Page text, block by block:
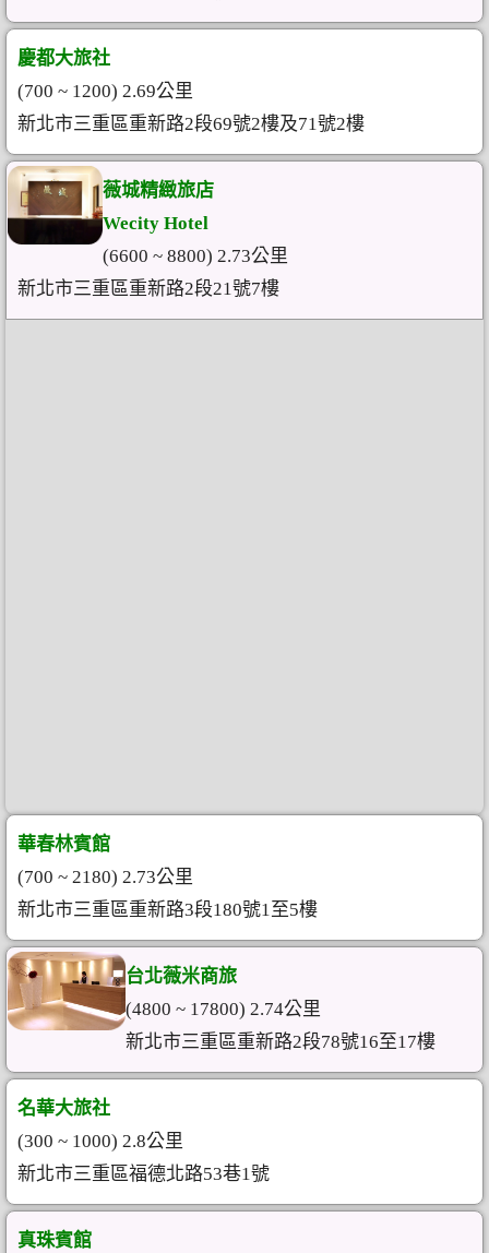
慶都大旅社
(700 ~ 1200) 2.69公里
新北市三重區重新路2段69號2樓及71號2樓
薇城精緻旅店
Wecity Hotel
(6600 ~ 8800) 2.73公里
新北市三重區重新路2段21號7樓
華春林賓館
(700 ~ 2180) 2.73公里
新北市三重區重新路3段180號1至5樓
台北薇米商旅
(4800 ~ 17800) 2.74公里
新北市三重區重新路2段78號16至17樓
名華大旅社
(300 ~ 1000) 2.8公里
新北市三重區福德北路53巷1號
真珠賓館